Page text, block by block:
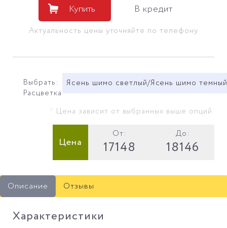
Купить В кредит
Актуальность цены уточняйте по телефону
Выбрать:
Расцветка
Ясень шимо светлый/Ясень шимо
* Цена зависит от выбранных выше опций.
Цена
От:
17148
До:
18146
Описание Отзывы
Характеристики